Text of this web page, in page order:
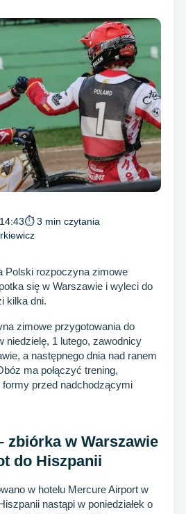
⏱ 3 min czytania
Polski rozpoczyna zimowe
się w Warszawie i wyleci do
kilka dni.
zimowe przygotowania do
niedzielę, 1 lutego, zawodnicy
a następnego dnia nad ranem
ma połączyć trening,
formy przed nadchodzącymi
zbiórka w Warszawie
do Hiszpanii
w hotelu Mercure Airport w
nastąpi w poniedziałek o